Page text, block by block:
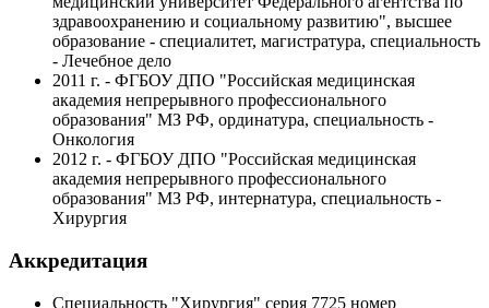
здравоохранению и социальному развитию", высшее
образование - специалитет, магистратура, специальность
- Лечебное дело
2011 г. - ФГБОУ ДПО "Российская медицинская
академия непрерывного профессионального
образования" МЗ РФ, ординатура, специальность -
Онкология
2012 г. - ФГБОУ ДПО "Российская медицинская
академия непрерывного профессионального
образования" МЗ РФ, интернатура, специальность -
Хирургия
Аккредитация
Специальность "Хирургия" серия 7725 номер